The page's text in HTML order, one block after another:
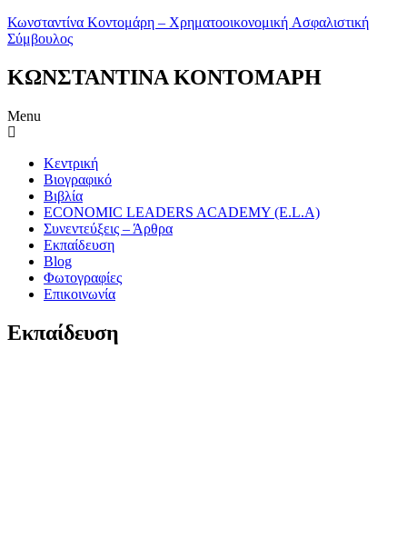
Κωνσταντίνα Κοντομάρη – Χρηματοοικονομική Aσφαλιστική
Σύμβουλος
ΚΩΝΣΤΑΝΤΙΝΑ ΚΟΝΤΟΜΑΡΗ
Menu
Κεντρική
Βιογραφικό
Βιβλία
ECONOMIC LEADERS ACADEMY (E.L.A)
Συνεντεύξεις – Άρθρα
Εκπαίδευση
Blog
Φωτογραφίες
Επικοινωνία
Εκπαίδευση